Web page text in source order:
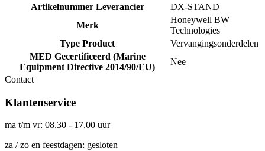
Artikelnummer Leverancier
DX-STAND
Merk
Honeywell BW
Technologies
Type Product
Vervangingsonderdelen
MED Gecertificeerd (Marine
Equipment Directive 2014/90/EU)
Nee
Contact
Klantenservice
ma t/m vr: 08.30 - 17.00 uur
za / zo en feestdagen: gesloten